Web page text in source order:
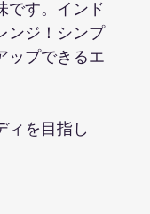
です。インド
ンジ！シンプ
ップできるエ
ィを目指し